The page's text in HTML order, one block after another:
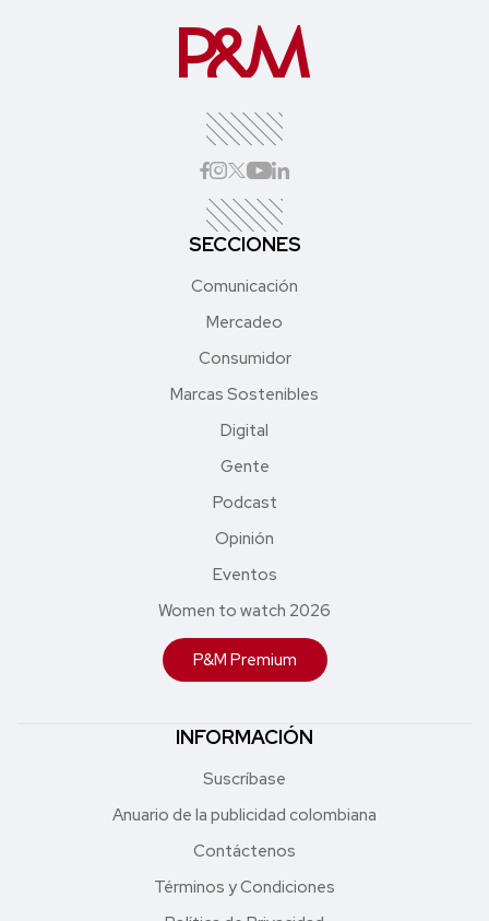
SECCIONES
Comunicación
Mercadeo
Consumidor
Marcas Sostenibles
Digital
Gente
Podcast
Opinión
Eventos
Women to watch 2026
P&M Premium
INFORMACIÓN
Suscríbase
Anuario de la publicidad colombiana
Contáctenos
Términos y Condiciones